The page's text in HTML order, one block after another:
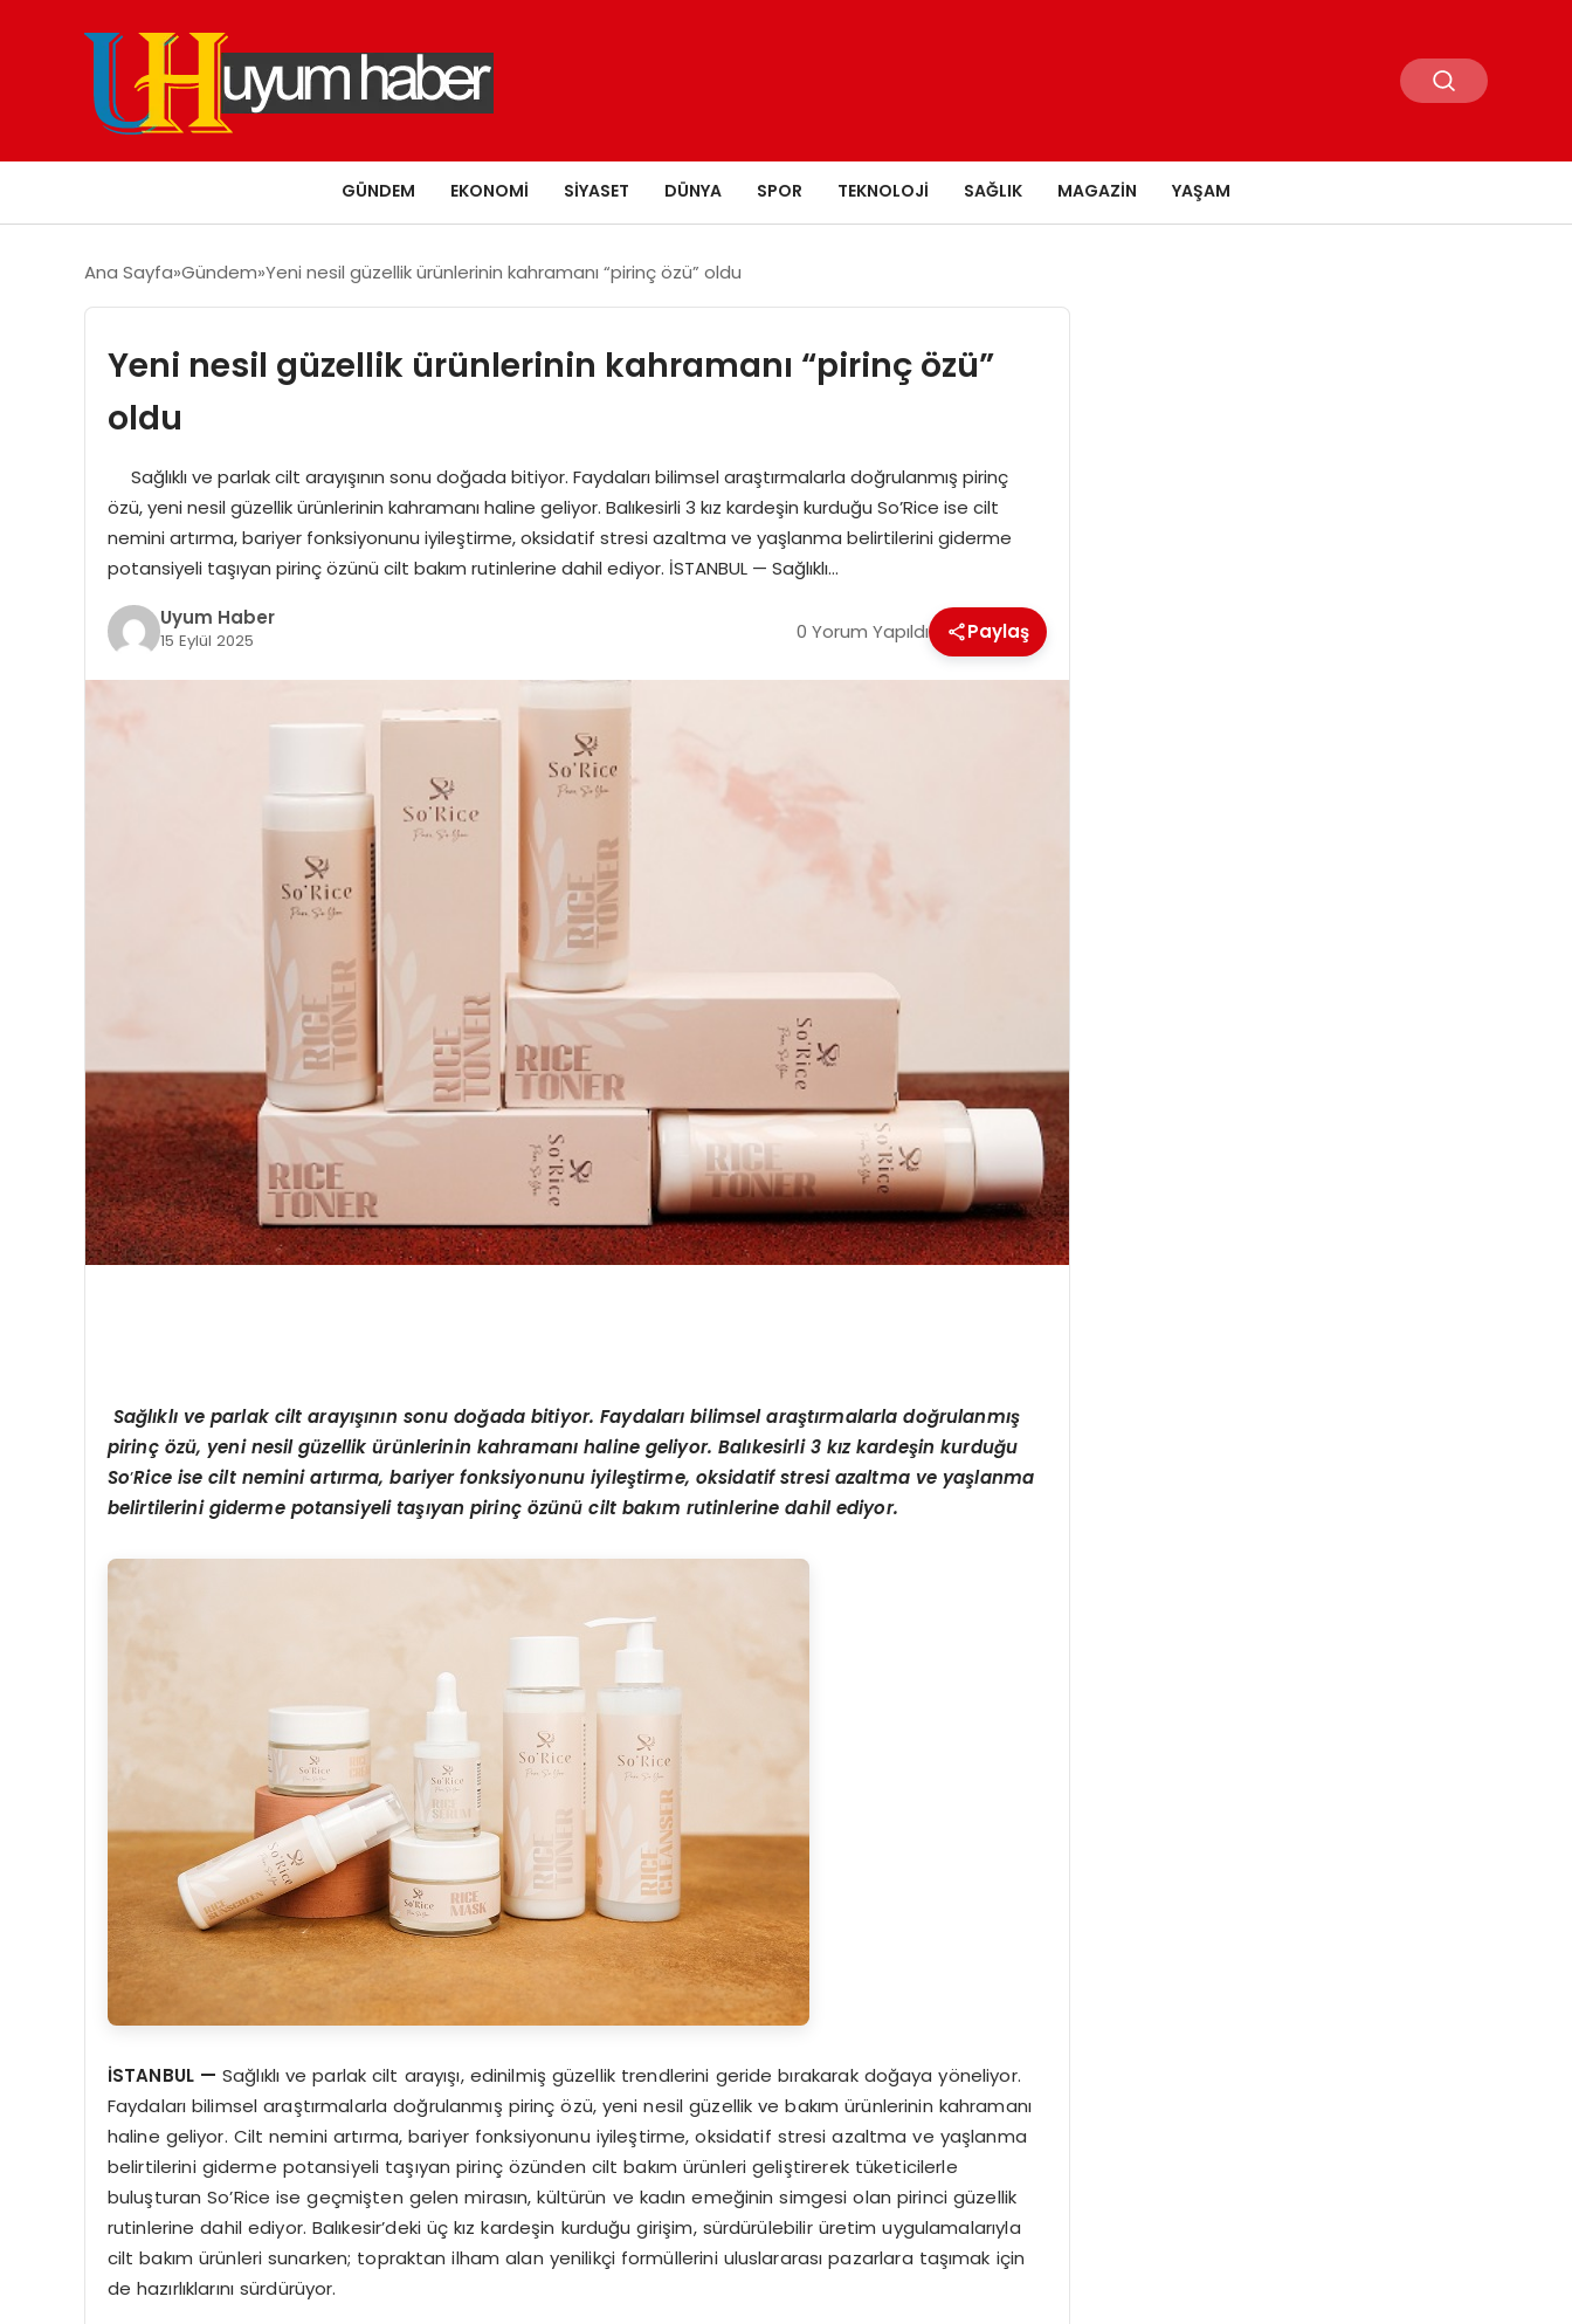
GÜNDEM EKONOMI SIYASET DÜNYA SPOR TEKNOLOJI SAĞLIK MAGAZIN YAŞAM
Ana Sayfa Gündem Yeni nesil güzellik ürünlerinin kahramanı “pirinç özü” oldu
Yeni nesil güzellik ürünlerinin kahramanı “pirinç özü”
oldu
Sağlıklı ve parlak cilt arayışının sonu doğada bitiyor. Faydaları bilimsel araştırmalarla doğrulanmış pirinç
özü, yeni nesil güzellik ürünlerinin kahramanı haline geliyor. Balıkesirli 3 kız kardeşin kurduğu So’Rice ise cilt
nemini artırma, bariyer fonksiyonunu iyileştirme, oksidatif stresi azaltma ve yaşlanma belirtilerini giderme
potansiyeli taşıyan pirinç özünü cilt bakım rutinlerine dahil ediyor. İSTANBUL — Sağlıklı…
Uyum Haber
15 Eylül 2025 0 Yorum Yapıldı Paylaş
Sağlıklı ve parlak cilt arayışının sonu doğada bitiyor. Faydaları bilimsel araştırmalarla doğrulanmış
pirinç özü, yeni nesil güzellik ürünlerinin kahramanı haline geliyor. Balıkesirli 3 kız kardeşin kurduğu
So’Rice ise cilt nemini artırma, bariyer fonksiyonunu iyileştirme, oksidatif stresi azaltma ve yaşlanma
belirtilerini giderme potansiyeli taşıyan pirinç özünü cilt bakım rutinlerine dahil ediyor.
İSTANBUL — Sağlıklı ve parlak cilt arayışı, edinilmiş güzellik trendlerini geride bırakarak doğaya yöneliyor.
Faydaları bilimsel araştırmalarla doğrulanmış pirinç özü, yeni nesil güzellik ve bakım ürünlerinin kahramanı
haline geliyor. Cilt nemini artırma, bariyer fonksiyonunu iyileştirme, oksidatif stresi azaltma ve yaşlanma
belirtilerini giderme potansiyeli taşıyan pirinç özünden cilt bakım ürünleri geliştirerek tüketicilerle
buluşturan So’Rice ise geçmişten gelen mirasın, kültürün ve kadın emeğinin simgesi olan pirinci güzellik
rutinlerine dahil ediyor. Balıkesir’deki üç kız kardeşin kurduğu girişim, sürdürülebilir üretim uygulamalarıyla
cilt bakım ürünleri sunarken; topraktan ilham alan yenilikçi formüllerini uluslararası pazarlara taşımak için
de hazırlıklarını sürdürüyor.